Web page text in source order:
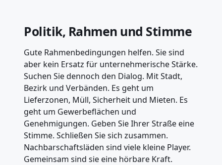
Politik, Rahmen und Stimme
Gute Rahmenbedingungen helfen. Sie sind
aber kein Ersatz für unternehmerische Stärke.
Suchen Sie dennoch den Dialog. Mit Stadt,
Bezirk und Verbänden. Es geht um
Lieferzonen, Müll, Sicherheit und Mieten. Es
geht um Gewerbeflächen und
Genehmigungen. Geben Sie Ihrer Straße eine
Stimme. Schließen Sie sich zusammen.
Nachbarschaftsläden sind viele kleine Player.
Gemeinsam sind sie eine hörbare Kraft.